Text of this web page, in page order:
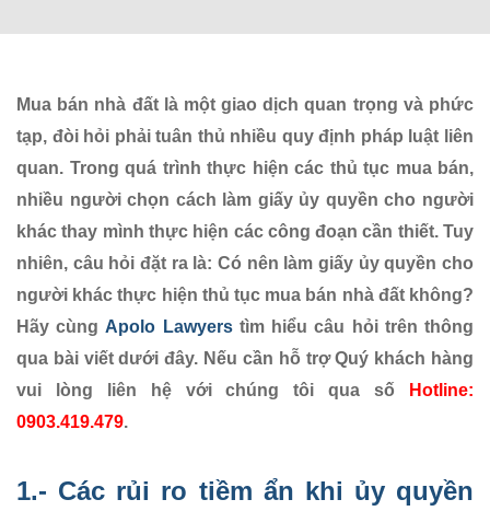
Mua bán nhà đất là một giao dịch quan trọng và phức
tạp, đòi hỏi phải tuân thủ nhiều quy định pháp luật liên
quan. Trong quá trình thực hiện các thủ tục mua bán,
nhiều người chọn cách làm giấy ủy quyền cho người
khác thay mình thực hiện các công đoạn cần thiết. Tuy
nhiên, câu hỏi đặt ra là: Có nên làm giấy ủy quyền cho
người khác thực hiện thủ tục mua bán nhà đất không?
Hãy cùng Apolo Lawyers tìm hiểu câu hỏi trên thông
qua bài viết dưới đây. Nếu cần hỗ trợ Quý khách hàng
vui lòng liên hệ với chúng tôi qua số
Hotline:
0903.419.479.
1.- Các rủi ro tiềm ẩn khi ủy quyền